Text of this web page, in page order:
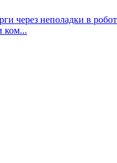
через неполадки в
ком...